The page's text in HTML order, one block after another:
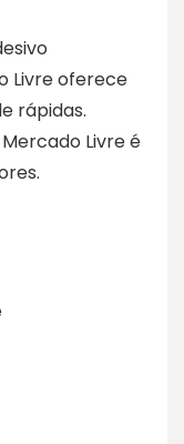
Livre oferece
rápidas.
Livre é